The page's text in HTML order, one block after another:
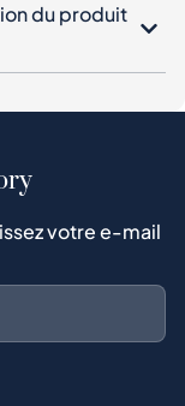
du produit
votre e-mail